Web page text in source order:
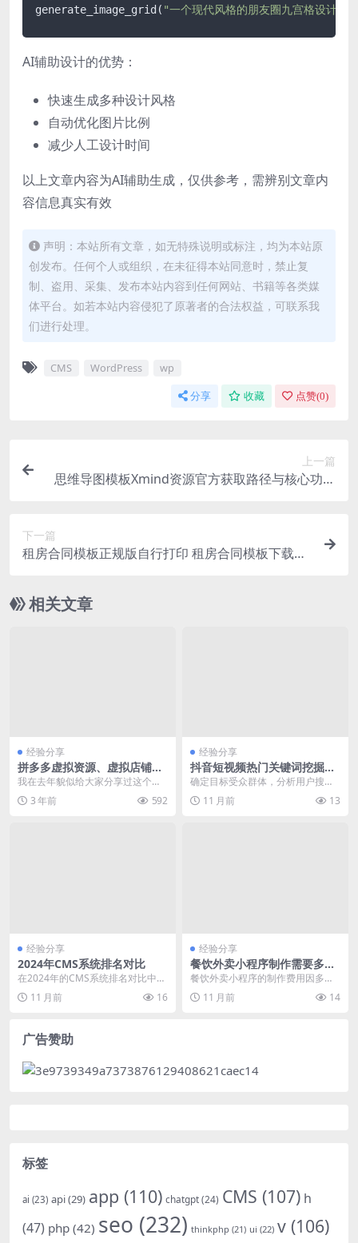
generate_image_grid( "一个现代风格的朋友圈九宫格设计"
AI辅助设计的优势：
快速生成多种设计风格
自动优化图片比例
减少人工设计时间
以上文章内容为AI辅助生成，仅供参考，需辨别文章内
容信息真实有效
声明：本站所有文章，如无特殊说明或标注，均为本站原
创发布。任何个人或组织，在未征得本站同意时，禁止复
制、盗用、采集、发布本站内容到任何网站、书籍等各类媒
体平台。如若本站内容侵犯了原著者的合法权益，可联系我
们进行处理。
CMS WordPress wp
分享 收藏 点赞(0)
上一篇
思维导图模板Xmind资源官方获取路径与核心功能
下一篇
租房合同模板正规版自行打印 租房合同模板下载及
相关文章
经验分享
拼多多虚拟资源、虚拟店铺教
程
我在去年貌似给大家分享过这个项
目，今天再分享一次，拼多多虚拟
资源玩法，拼多多虚拟...
3 年前 592
经验分享
抖音短视频热门关键词挖掘方
法
确定目标受众群体，分析用户搜索
习惯，利用抖音官方提供的搜索框
和推荐词功能，结合第...
11 月前 13
经验分享
2024年CMS系统排名对比
在2024年的CMS系统排名对比中，
WordPress、Drupal、Jooml...
11 月前 16
经验分享
餐饮外卖小程序制作需要多少
钱
餐饮外卖小程序的制作费用因多种
因素而异，主要包括功能复杂度、
开发团队、技术选型、...
11 月前 14
广告赞助
标签
ai (23) api(29) app (110) chatgpt(24) CMS (107) h
(47) php (42) seo (232) thinkphp (21) ui (22) v (106)